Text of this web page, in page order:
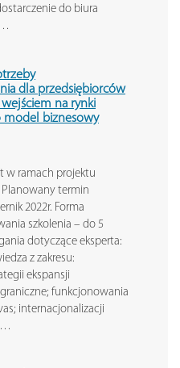
do biura
dla przedsiębiorców
na rynki
model biznesowy
w ramach projektu
Planowany termin
2022r. Forma
szkolenia – do 5
dotyczące eksperta:
z zakresu:
ekspansji
funkcjonowania
internacjonalizacji